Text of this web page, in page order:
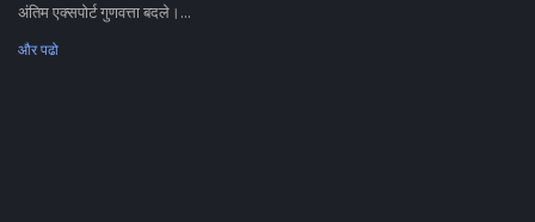
अंतिम एक्सपोर्ट गुणवत्ता बदले।...
और पढो